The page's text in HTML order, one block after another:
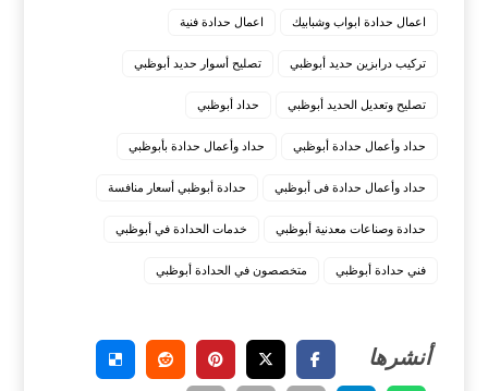
اعمال حدادة ابواب وشبابيك اعمال حدادة فنية
تركيب درابزين حديد أبوظبي تصليح أسوار حديد أبوظبي
تصليح وتعديل الحديد أبوظبي حداد أبوظبي
حداد وأعمال حدادة أبوظبي حداد وأعمال حدادة بأبوظبي
حداد وأعمال حدادة فى أبوظبي حدادة أبوظبي أسعار منافسة
حدادة وصناعات معدنية أبوظبي خدمات الحدادة في أبوظبي
فني حدادة أبوظبي متخصصون في الحدادة أبوظبي